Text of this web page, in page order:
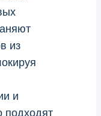
из
и
подходят